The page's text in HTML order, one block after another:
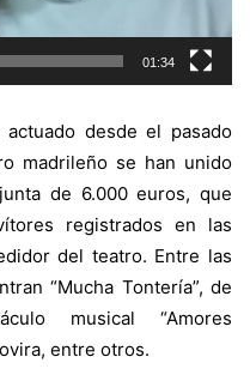
01:34
desde el pasado
madrileño se han unido
de 6.000 euros, que
registrados en las
del teatro. Entre las
“Mucha Tontería”, de
musical “Amores
entre otros.